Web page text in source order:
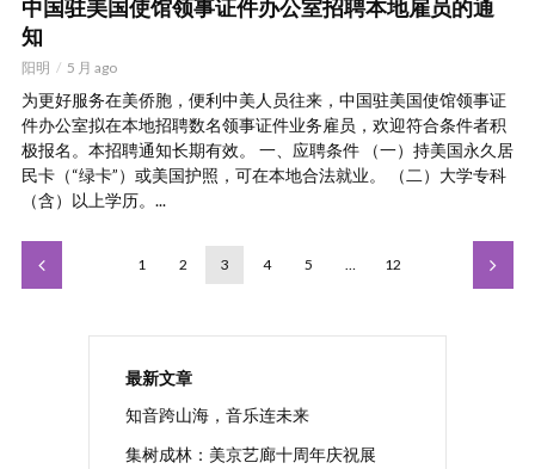
中国驻美国使馆领事证件办公室招聘本地雇员的通
知
阳明 5 月 ago
为更好服务在美侨胞，便利中美人员往来，中国驻美国使馆领事证
件办公室拟在本地招聘数名领事证件业务雇员，欢迎符合条件者积
极报名。本招聘通知长期有效。 一、应聘条件 （一）持美国永久居
民卡（“绿卡”）或美国护照，可在本地合法就业。 （二）大学专科
（含）以上学历。...
1 2 3 4 5 … 12
最新文章
知音跨山海，音乐连未来
集树成林：美京艺廊十周年庆祝展